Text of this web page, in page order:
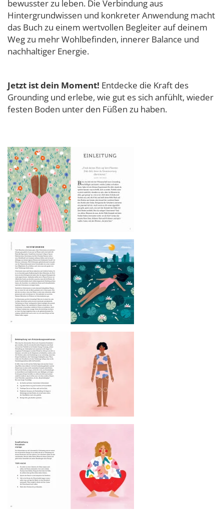
bewusster zu leben. Die Verbindung aus
Hintergrundwissen und konkreter Anwendung macht
das Buch zu einem wertvollen Begleiter auf deinem
Weg zu mehr Wohlbefinden, innerer Balance und
nachhaltiger Energie.
Jetzt ist dein Moment! Entdecke die Kraft des
Grounding und erlebe, wie gut es sich anfühlt, wieder
festen Boden unter den Füßen zu haben.